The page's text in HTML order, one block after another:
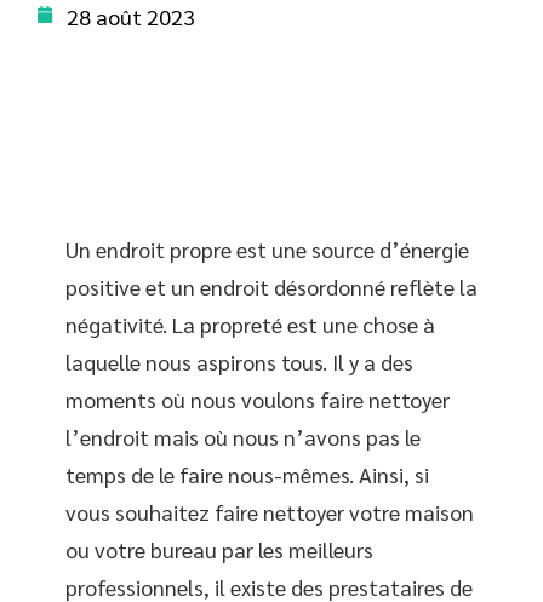
28 août 2023
Un endroit propre est une source d’énergie
positive et un endroit désordonné reflète la
négativité. La propreté est une chose à
laquelle nous aspirons tous. Il y a des
moments où nous voulons faire nettoyer
l’endroit mais où nous n’avons pas le
temps de le faire nous-mêmes. Ainsi, si
vous souhaitez faire nettoyer votre maison
ou votre bureau par les meilleurs
professionnels, il existe des prestataires de